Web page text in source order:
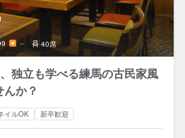
－ 40席
独立も学べる練馬の古民家風
か？
イルOK 新卒歓迎